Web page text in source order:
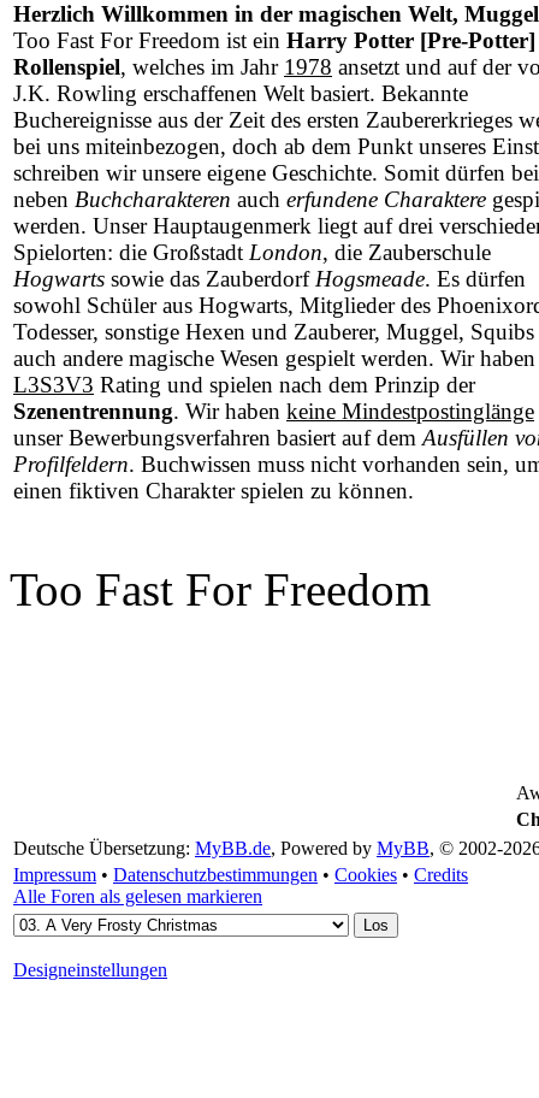
Herzlich Willkommen in der magischen Welt, Muggel
Too Fast For Freedom ist ein Harry Potter [Pre-Potter]
Rollenspiel, welches im Jahr 1978 ansetzt und auf der
J.K. Rowling erschaffenen Welt basiert. Bekannte
Buchereignisse aus der Zeit des ersten Zaubererkrieges
bei uns miteinbezogen, doch ab dem Punkt unseres
schreiben wir unsere eigene Geschichte. Somit dürfen
neben Buchcharakteren auch erfundene Charaktere
werden. Unser Hauptaugenmerk liegt auf drei
Spielorten: die Großstadt London, die Zauberschule
Hogwarts sowie das Zauberdorf Hogsmeade. Es dürfen
sowohl Schüler aus Hogwarts, Mitglieder des
Todesser, sonstige Hexen und Zauberer, Muggel, Squibs
auch andere magische Wesen gespielt werden. Wir
L3S3V3 Rating und spielen nach dem Prinzip der
Szenentrennung. Wir haben keine Mindestpostinglänge
unser Bewerbungsverfahren basiert auf dem Ausfüllen
Profilfeldern. Buchwissen muss nicht vorhanden sein,
einen fiktiven Charakter spielen zu können.
Too Fast For Freedom
Deutsche Übersetzung: MyBB.de, Powered by MyBB, © 2002-
Impressum • Datenschutzbestimmungen • Cookies • Credits
Alle Foren als gelesen markieren
Designeinstellungen